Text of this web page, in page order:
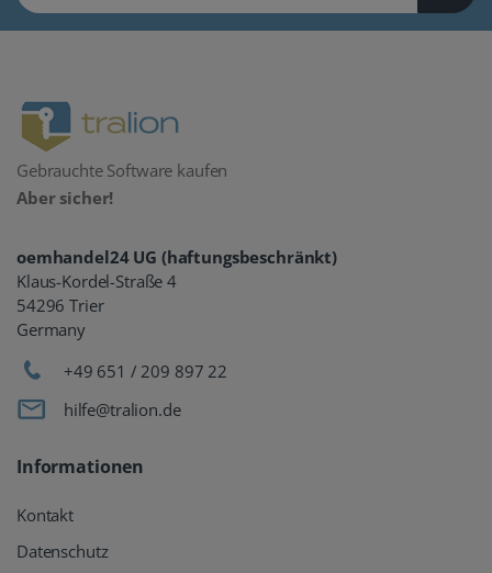
Gebrauchte Software kaufen
Aber sicher!
oemhandel24 UG (haftungsbeschränkt)
Klaus-Kordel-Straße 4
54296 Trier
Germany
+49 651 / 209 897 22
hilfe@tralion.de
Informationen
Kontakt
Datenschutz